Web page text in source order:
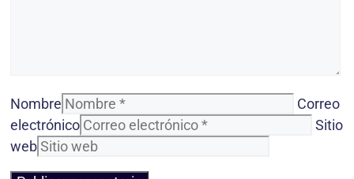
Nombre
Correo
electrónico
Sitio
web